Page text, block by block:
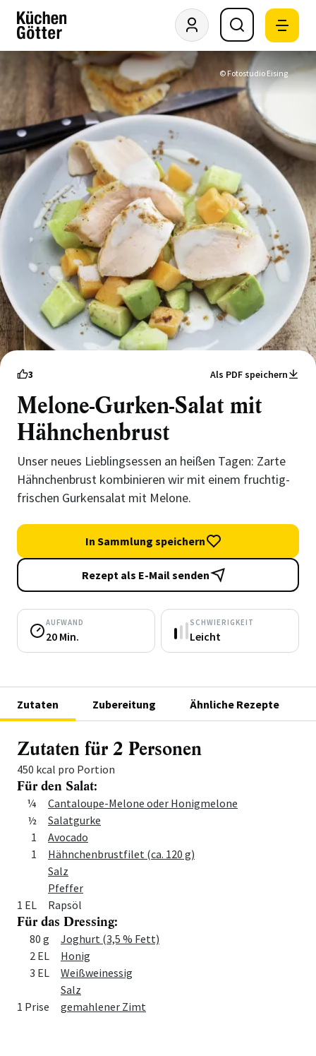
© Fotostudio Eising
3 Als PDF speichern
Melone-Gurken-Salat mit
Hähnchenbrust
Unser neues Lieblingsessen an heißen Tagen: Zarte
Hähnchenbrust kombinieren wir mit einem fruchtig-
frischen Gurkensalat mit Melone.
In Sammlung speichern
Rezept als E-Mail senden
AUFWAND
20 Min.
SCHWIERIGKEIT
Leicht
Zutaten Zubereitung Ähnliche Rezepte
Zutaten für 2 Personen
450 kcal pro Portion
Für den Salat:
MengeZutat
¼
Cantaloupe-Melone oder Honigmelone
½
Salatgurke
1
Avocado
1
Hähnchenbrustfilet (ca. 120 g)
Salz
Pfeffer
1 EL
Rapsöl
Für das Dressing:
Menge Zutat
80 g
Joghurt (3,5 % Fett)
2 EL
Honig
3 EL
Weißweinessig
Salz
1 Prise
gemahlener Zimt